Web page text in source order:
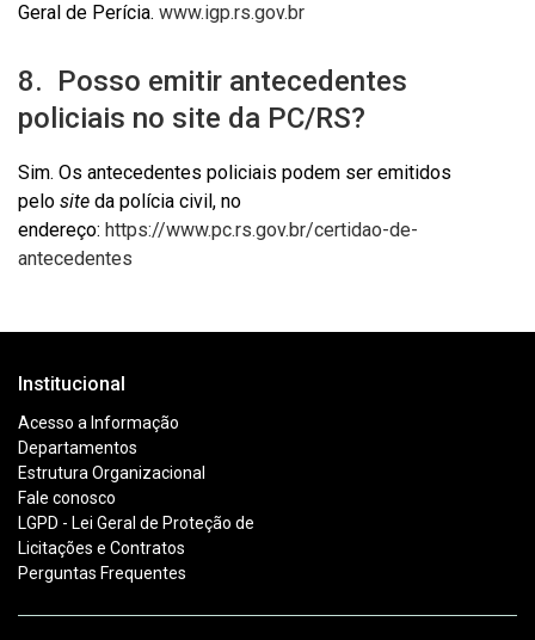
Geral de Perícia. www.igp.rs.gov.br
8. Posso emitir antecedentes
policiais no site da PC/RS?
Sim. Os antecedentes policiais podem ser emitidos
pelo site da polícia civil, no
endereço: https://www.pc.rs.gov.br/certidao-de-
antecedentes
Institucional
Acesso a Informação
Departamentos
Estrutura Organizacional
Fale conosco
LGPD - Lei Geral de Proteção de
Licitações e Contratos
Perguntas Frequentes